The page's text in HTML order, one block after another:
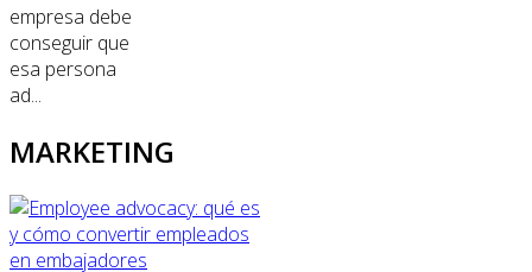
empresa debe
conseguir que
esa persona
ad...
MARKETING